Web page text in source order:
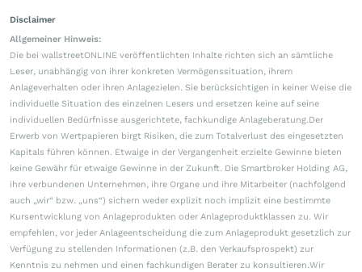
Disclaimer
Allgemeiner Hinweis:
Die bei wallstreetONLINE veröffentlichten Inhalte richten sich an sämtliche
Leser, unabhängig von ihrer konkreten Vermögenssituation, ihrem
Anlageverhalten oder ihren Anlagezielen. Sie berücksichtigen in keiner Weise die
individuelle Situation des einzelnen Lesers und ersetzen keine auf seine
individuellen Bedürfnisse ausgerichtete, fachkundige Anlageberatung.Der
Erwerb von Wertpapieren birgt Risiken, die zum Totalverlust des eingesetzten
Kapitals führen können. Etwaige in der Vergangenheit erzielte Gewinne bieten
keine Gewähr für etwaige Gewinne in der Zukunft. Die Smartbroker Holding AG,
ihre verbundenen Unternehmen, ihre Organe und ihre Mitarbeiter (nachfolgend
auch „wir“ bzw. „uns“) sichern weder explizit noch implizit eine bestimmte
Kursentwicklung von Anlageprodukten oder Anlageproduktklassen zu. Wir
empfehlen, vor jeder Anlageentscheidung die zum Anlageprodukt gesetzlich zur
Verfügung zu stellenden Informationen (z.B. den Verkaufsprospekt) zur
Kenntnis zu nehmen und einen fachkundigen Berater zu konsultieren.Wir